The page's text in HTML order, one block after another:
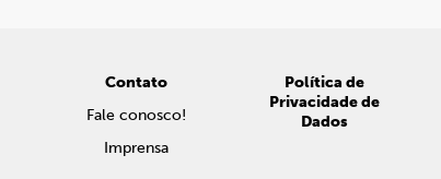
Contato
Fale conosco!
Imprensa
Política de
Privacidade de
Dados